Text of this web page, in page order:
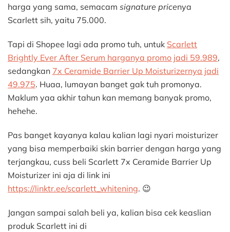
harga yang sama, semacam signature pricenya
Scarlett sih, yaitu 75.000.
Tapi di Shopee lagi ada promo tuh, untuk Scarlett
Brightly Ever After Serum harganya promo jadi 59.989,
sedangkan 7x Ceramide Barrier Up Moisturizernya jadi
49.975. Huaa, lumayan banget gak tuh promonya.
Maklum yaa akhir tahun kan memang banyak promo,
hehehe.
Pas banget kayanya kalau kalian lagi nyari moisturizer
yang bisa memperbaiki skin barrier dengan harga yang
terjangkau, cuss beli Scarlett 7x Ceramide Barrier Up
Moisturizer ini aja di link ini
https://linktr.ee/scarlett_whitening. 😉
Jangan sampai salah beli ya, kalian bisa cek keaslian
produk Scarlett ini di